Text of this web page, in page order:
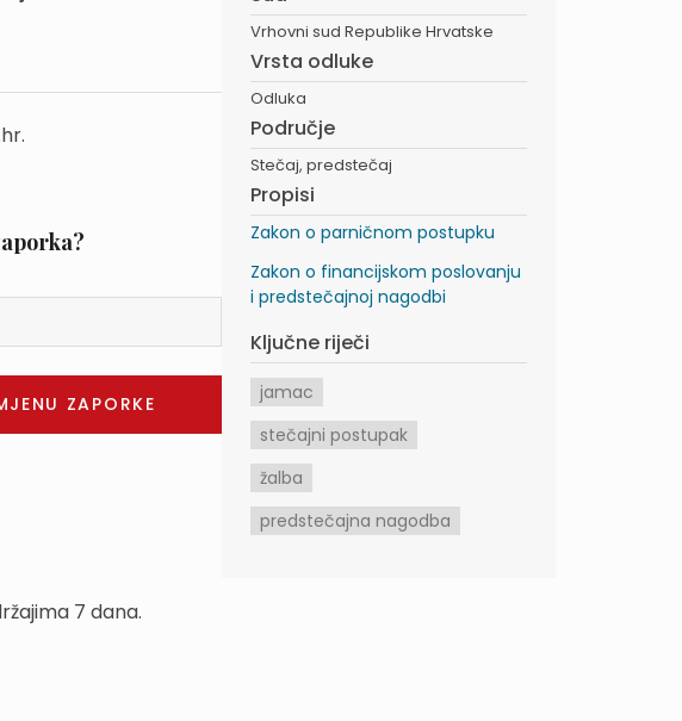
7 dana.
Vrhovni sud Republike Hrvatske
Vrsta odluke
Odluka
Područje
Stečaj, predstečaj
Propisi
Zakon o parničnom postupku
Zakon o financijskom poslovanju
i predstečajnoj nagodbi
Ključne riječi
jamac
stečajni postupak
žalba
predstečajna nagodba